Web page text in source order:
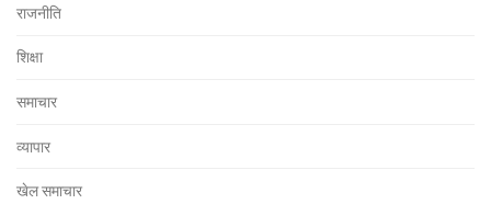
राजनीति
शिक्षा
समाचार
व्यापार
खेल समाचार